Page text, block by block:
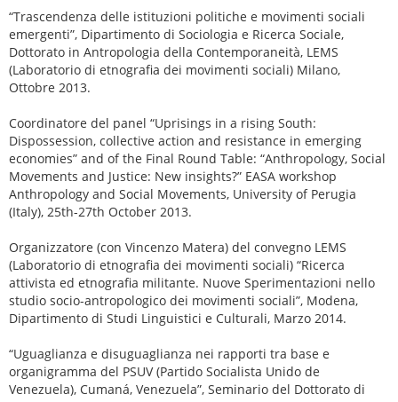
“Trascendenza delle istituzioni politiche e movimenti sociali
emergenti”, Dipartimento di Sociologia e Ricerca Sociale,
Dottorato in Antropologia della Contemporaneità, LEMS
(Laboratorio di etnografia dei movimenti sociali) Milano,
Ottobre 2013.
Coordinatore del panel “Uprisings in a rising South:
Dispossession, collective action and resistance in emerging
economies” and of the Final Round Table: “Anthropology, Social
Movements and Justice: New insights?” EASA workshop
Anthropology and Social Movements, University of Perugia
(Italy), 25th-27th October 2013.
Organizzatore (con Vincenzo Matera) del convegno LEMS
(Laboratorio di etnografia dei movimenti sociali) “Ricerca
attivista ed etnografia militante. Nuove Sperimentazioni nello
studio socio-antropologico dei movimenti sociali”, Modena,
Dipartimento di Studi Linguistici e Culturali, Marzo 2014.
“Uguaglianza e disuguaglianza nei rapporti tra base e
organigramma del PSUV (Partido Socialista Unido de
Venezuela), Cumaná, Venezuela”, Seminario del Dottorato di